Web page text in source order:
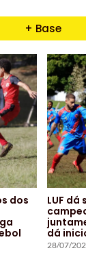
+ Base
dos
LUF dá
dá
28/07/